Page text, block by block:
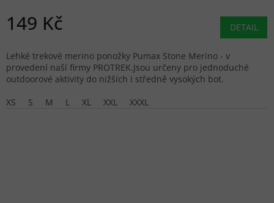
149 Kč DETAIL
Lehké trekové merino ponožky Pumax Stone Merino - v
provedení naší firmy PROTREK.Jsou určeny pro jednoduché
outdoorové aktivity do nižších i středně vysokých bot.
XS
S M L XL XXL XXXL